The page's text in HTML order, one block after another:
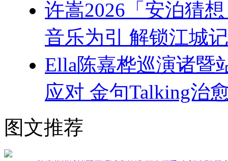
许嵩2026「安泊猜
音乐为引 解锁江城
Ella陈嘉桦巡演诸暨
应对 金句Talking治
图文推荐